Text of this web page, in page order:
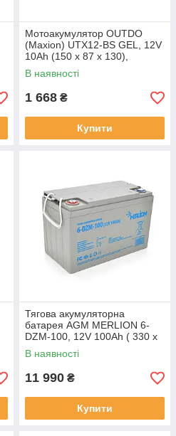
Мотоакумулятор OUTDO
(Maxion) UTX12-BS GEL, 12V
10Ah (150 х 87 х 130),
Orange, Q6
В наявності
1 668 ₴
Купити
Тягова акумуляторна
батарея AGM MERLION 6-
DZM-100, 12V 100Ah ( 330 x
175 x 220) Q1
В наявності
11 990 ₴
Купити